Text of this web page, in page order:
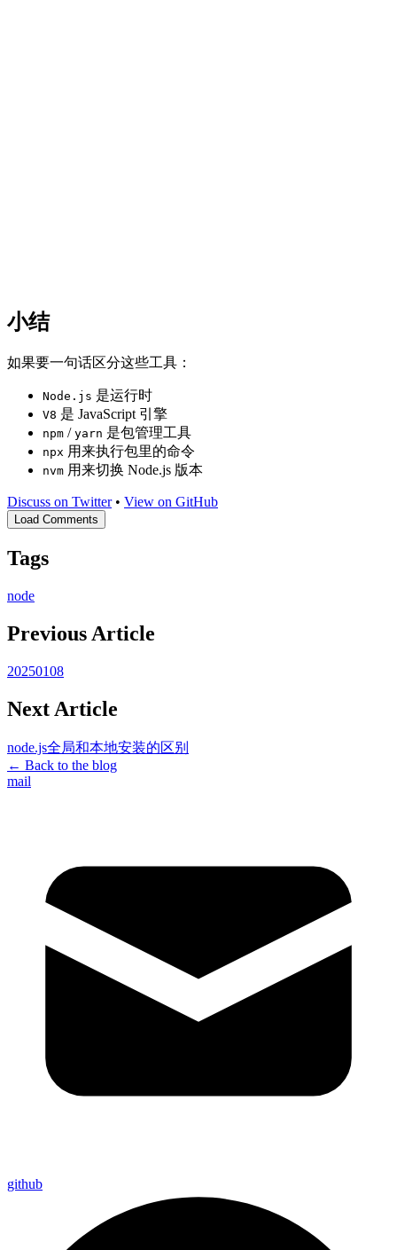
小结
如果要一句话区分这些工具：
Node.js 是运行时
V8 是 JavaScript 引擎
npm / yarn 是包管理工具
npx 用来执行包里的命令
nvm 用来切换 Node.js 版本
Discuss on Twitter• View on GitHub
Load Comments
Tags
node
Previous Article
20250108
Next Article
node.js全局和本地安装的区别
← Back to the blog
mail
github